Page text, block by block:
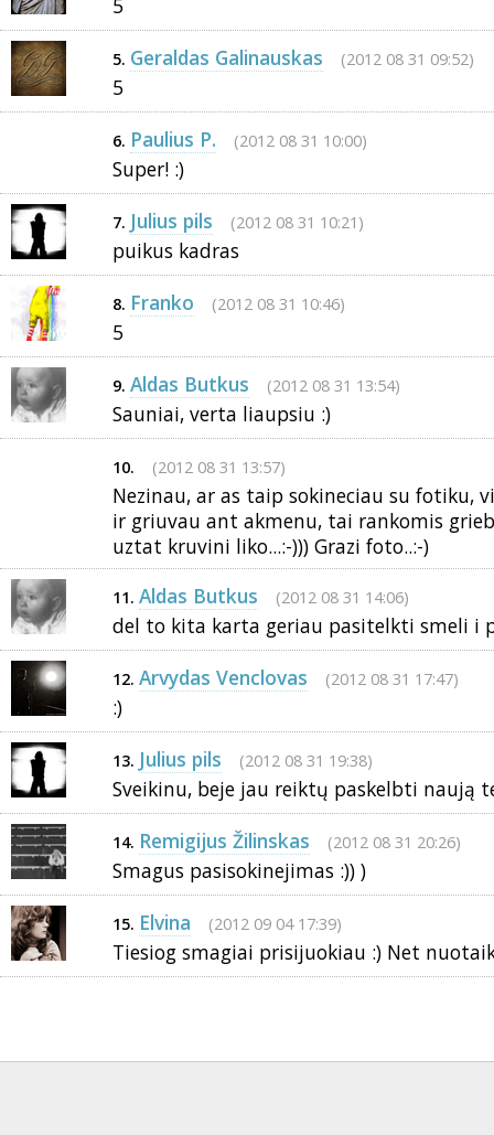
5
5. Geraldas Galinauskas (2012 08 31 09:52)
5
6. Paulius P. (2012 08 31 10:00)
Super! :)
7. Julius pils (2012 08 31 10:21)
puikus kadras
8. Franko (2012 08 31 10:46)
5
9. Aldas Butkus (2012 08 31 13:54)
Sauniai, verta liaupsiu :)
10. (2012 08 31 13:57)
Nezinau, ar as taip sokineciau su fotiku,
ir griuvau ant akmenu, tai rankomis
uztat kruvini liko...:-))) Grazi foto..:-)
11. Aldas Butkus (2012 08 31 14:06)
del to kita karta geriau pasitelkti smeli i
12. Arvydas Venclovas (2012 08 31 17:47)
:)
13. Julius pils (2012 08 31 19:38)
Sveikinu, beje jau reiktų paskelbti naują
14. Remigijus Žilinskas (2012 08 31 20:26)
Smagus pasisokinejimas :)) )
15. Elvina (2012 09 04 17:39)
Tiesiog smagiai prisijuokiau :) Net